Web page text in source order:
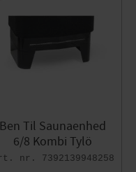
Ben Til Saunaenhed
6/8 Kombi Tylö​
7392139948258